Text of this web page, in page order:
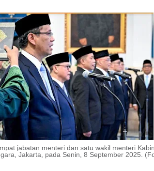
jabatan menteri dan satu wakil menteri
Jakarta, pada Senin, 8 September 2025.